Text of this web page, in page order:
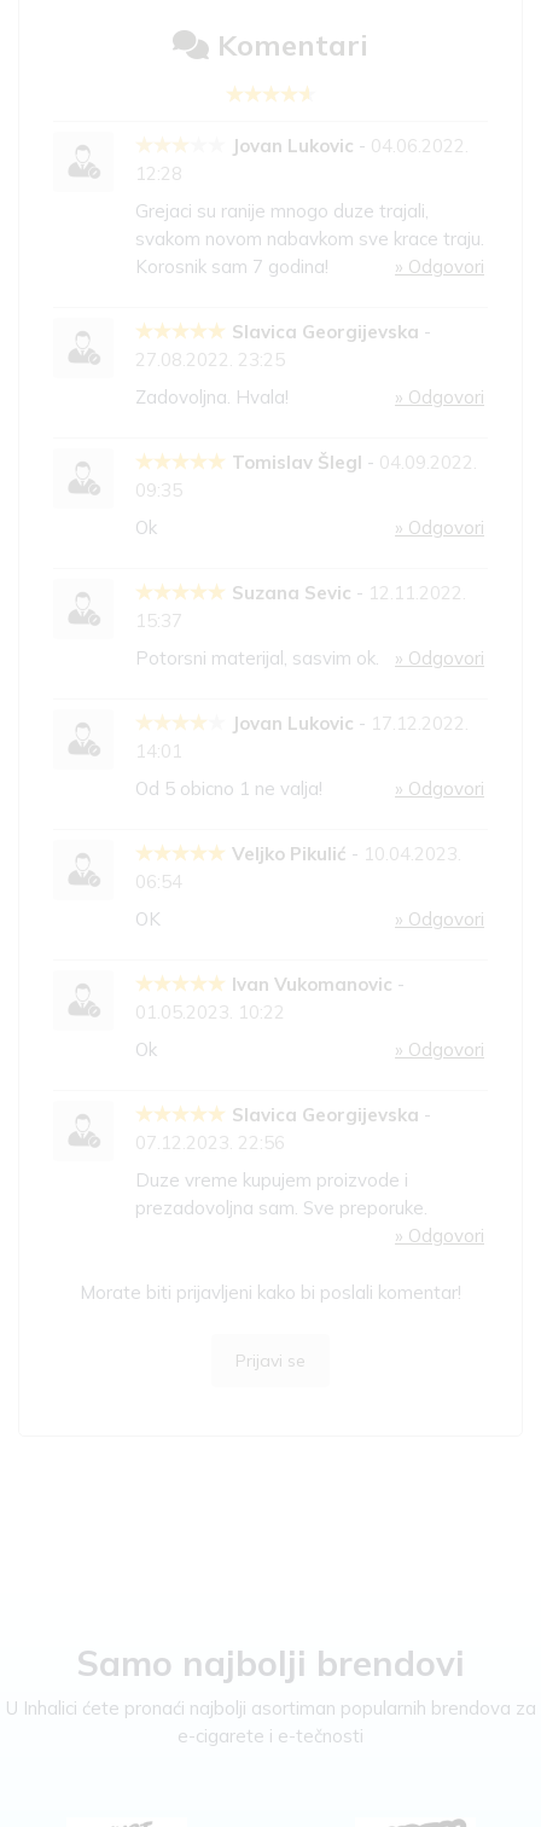
Komentari
Jovan Lukovic - 04.06.2022.
12:28
Grejaci su ranije mnogo duze trajali,
svakom novom nabavkom sve krace traju.
Korosnik sam 7 godina!
» Odgovori
Slavica Georgijevska -
27.08.2022. 23:25
Zadovoljna. Hvala!
» Odgovori
Tomislav Šlegl - 04.09.2022.
09:35
Ok
» Odgovori
Suzana Sevic - 12.11.2022.
15:37
Potorsni materijal, sasvim ok.
» Odgovori
Jovan Lukovic - 17.12.2022.
14:01
Od 5 obicno 1 ne valja!
» Odgovori
Veljko Pikulić - 10.04.2023.
06:54
OK
» Odgovori
Ivan Vukomanovic -
01.05.2023. 10:22
Ok
» Odgovori
Slavica Georgijevska -
07.12.2023. 22:56
Duze vreme kupujem proizvode i
prezadovoljna sam. Sve preporuke.
» Odgovori
Morate biti prijavljeni kako bi poslali komentar!
Prijavi se
Samo najbolji brendovi
U Inhalici ćete pronaći najbolji asortiman popularnih brendova za
e-cigarete i e-tečnosti